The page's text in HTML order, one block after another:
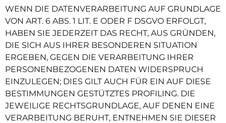
WENN DIE DATENVERARBEITUNG AUF GRUNDLAGE
VON ART. 6 ABS. 1 LIT. E ODER F DSGVO ERFOLGT,
HABEN SIE JEDERZEIT DAS RECHT, AUS GRÜNDEN,
DIE SICH AUS IHRER BESONDEREN SITUATION
ERGEBEN, GEGEN DIE VERARBEITUNG IHRER
PERSONENBEZOGENEN DATEN WIDERSPRUCH
EINZULEGEN; DIES GILT AUCH FÜR EIN AUF DIESE
BESTIMMUNGEN GESTÜTZTES PROFILING. DIE
JEWEILIGE RECHTSGRUNDLAGE, AUF DENEN EINE
VERARBEITUNG BERUHT, ENTNEHMEN SIE DIESER